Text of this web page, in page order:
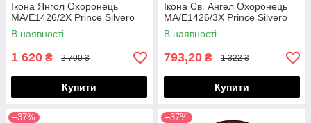
Ікона Янгол Охоронець
MA/E1426/2X Prince Silvero
В наявності
1 620 ₴ 2 700 ₴
Купити
Ікона Св. Ангел Охоронець
MA/E1426/3X Prince Silvero
В наявності
793,20 ₴ 1 322 ₴
Купити
–37% –37%